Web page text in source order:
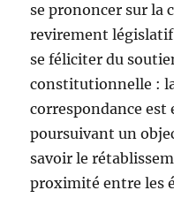
se prononcer sur
revirement
se féliciter du
constitutionnelle :
correspondance est
poursuivant un
savoir le
proximité entre les